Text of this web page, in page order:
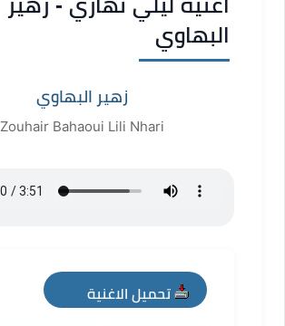
أغنية ليلي نهاري - زهير
البهاوي
زهير البهاوي
Zouhair Bahaoui Lili Nhari
تحميل الاغنية